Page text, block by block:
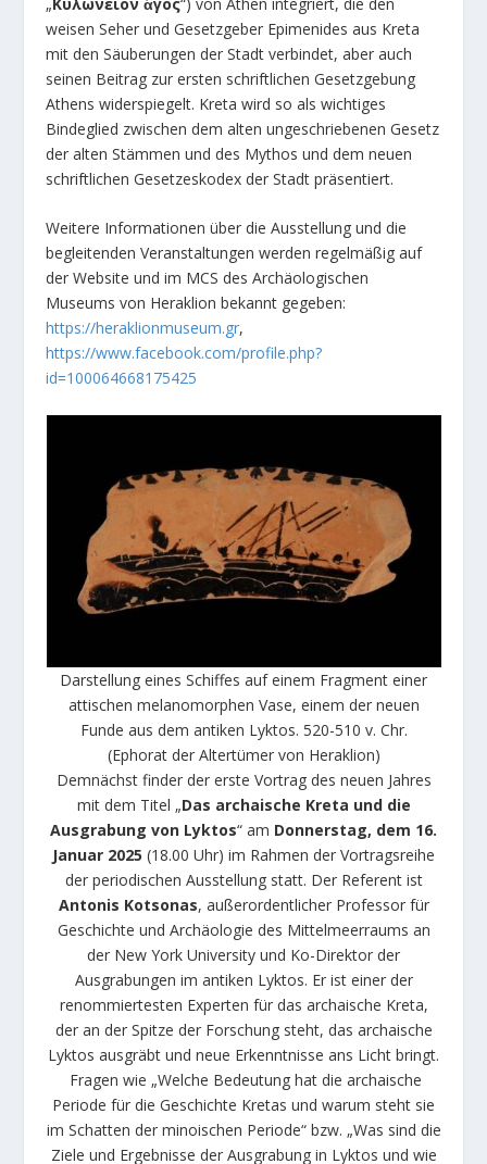
weisen Seher und Gesetzgeber Epimenides aus Kreta
mit den Säuberungen der Stadt verbindet, aber auch
seinen Beitrag zur ersten schriftlichen Gesetzgebung
Athens widerspiegelt. Kreta wird so als wichtiges
Bindeglied zwischen dem alten ungeschriebenen Gesetz
der alten Stämmen und des Mythos und dem neuen
schriftlichen Gesetzeskodex der Stadt präsentiert.
Weitere Informationen über die Ausstellung und die
begleitenden Veranstaltungen werden regelmäßig auf
der Website und im MCS des Archäologischen
Museums von Heraklion bekannt gegeben:
https://heraklionmuseum.gr,
https://www.facebook.com/profile.php?
id=100064668175425
Darstellung eines Schiffes auf einem Fragment einer
attischen melanomorphen Vase, einem der neuen
Funde aus dem antiken Lyktos. 520-510 v. Chr.
(Ephorat der Altertümer von Heraklion)
Demnächst finder der erste Vortrag des neuen Jahres
mit dem Titel „Das archaische Kreta und die
Ausgrabung von Lyktos“ am Donnerstag, dem 16.
Januar 2025 (18.00 Uhr) im Rahmen der Vortragsreihe
der periodischen Ausstellung statt. Der Referent ist
Antonis Kotsonas, außerordentlicher Professor für
Geschichte und Archäologie des Mittelmeerraums an
der New York University und Ko-Direktor der
Ausgrabungen im antiken Lyktos. Er ist einer der
renommiertesten Experten für das archaische Kreta,
der an der Spitze der Forschung steht, das archaische
Lyktos ausgräbt und neue Erkenntnisse ans Licht bringt.
Fragen wie „Welche Bedeutung hat die archaische
Periode für die Geschichte Kretas und warum steht sie
im Schatten der minoischen Periode“ bzw. „Was sind die
Ziele und Ergebnisse der Ausgrabung in Lyktos und wie